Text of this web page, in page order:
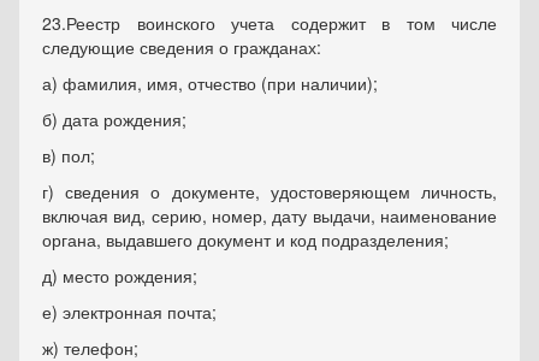
23.Реестр воинского учета содержит в том числе
следующие сведения о гражданах:
а) фамилия, имя, отчество (при наличии);
б) дата рождения;
в) пол;
г) сведения о документе, удостоверяющем личность,
включая вид, серию, номер, дату выдачи, наименование
органа, выдавшего документ и код подразделения;
д) место рождения;
е) электронная почта;
ж) телефон;